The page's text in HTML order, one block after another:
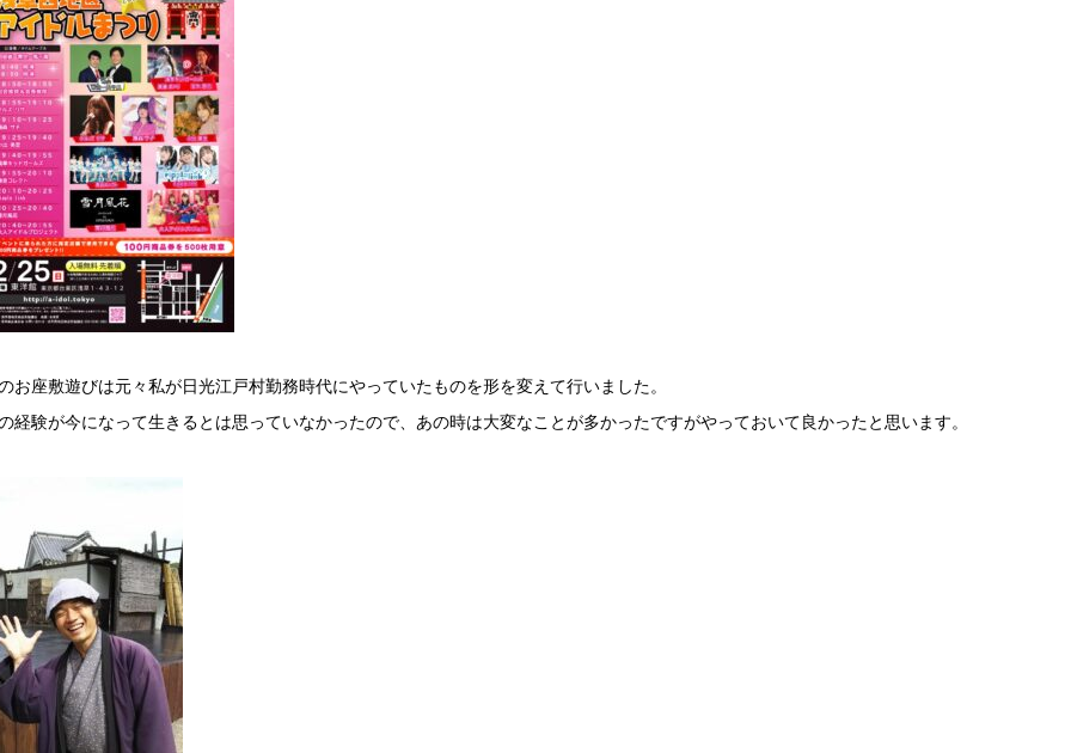
お座敷遊びは元々私が日光江戸村勤務時代にやっていたものを形を変えて行いました。
経験が今になって生きるとは思っていなかったので、あの時は大変なことが多かったですがやっておいて良かったと思います。